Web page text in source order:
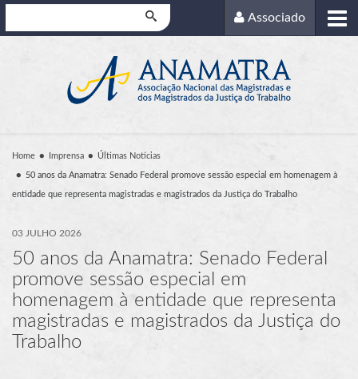
Associado
Home Imprensa Últimas Notícias
50 anos da Anamatra: Senado Federal promove sessão especial em homenagem à
entidade que representa magistradas e magistrados da Justiça do Trabalho
03 JULHO 2026
50 anos da Anamatra: Senado Federal
promove sessão especial em
homenagem à entidade que representa
magistradas e magistrados da Justiça do
Trabalho